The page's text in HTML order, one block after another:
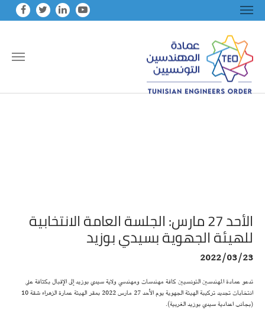
الأحد 27 مارس: الجلسة العامة الانتخابية
للهيئة الجهوية بسيدي بوزيد
2022/03/23
تدعو عمادة المهندسين التونسيين كافة مهندسات ومهندسي ولاية سيدي بوزيد إلى الإقبال بكثافة على
انتخابات تجديد تركيبة الهيئة الجهوية يوم الأحد 27 مارس 2022 بمقر الهيئة عمارة الزهراء شقة 10
(بجانب اعدادية سيدي بوزيد الغربية).